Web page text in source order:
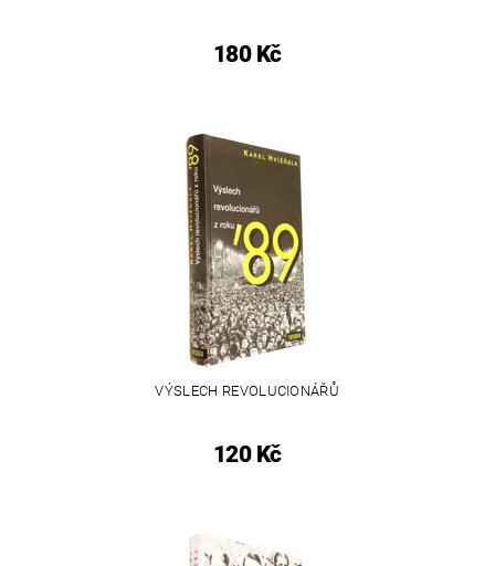
180 Kč
VÝSLECH REVOLUCIONÁŘŮ
120 Kč